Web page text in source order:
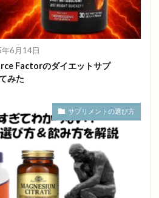
6月14日
Factorのダイエットサプ
みた
サプリメントの選び方